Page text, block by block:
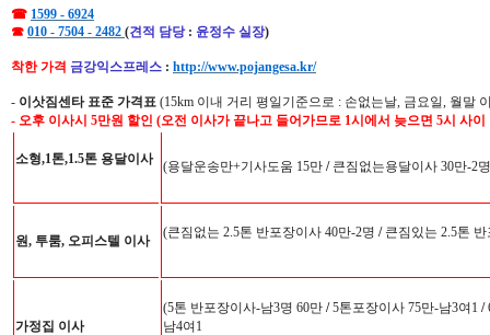
☎ 1599 - 6924
☎ 010 - 7504 - 2482 (견적 담당 : 윤정수 실장)
착한 가격 금강익스프레스 : http://www.pojangesa.kr/
- 이삿짐센타 표준 가격표 (15km 이내 거리 평일기준으로 : 손없는날, 금요일, 월말
- 오후 이사시 5만원 할인 (오전 이사가 끝나고 들어가므로 1시에서 늦으면 5시 사
소형,1톤,1.5톤 용달이사 (용달운송만+기사도움 15만 /큰짐없는용달이사 30만-2명
원, 투룸, 오피스텔 이사
(큰짐없는 2.5톤 반포장이사 40만-2명 /큰짐있는 2.5톤 반
가정집 이사
(5톤 반포장이사-남3명 60만 /5톤포장이사 75만-남3여1 /
남4여1